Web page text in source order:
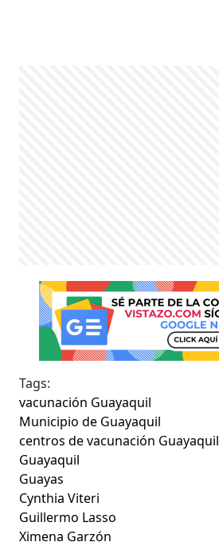
Tags:
vacunación Guayaquil
Municipio de Guayaquil
centros de vacunación Guayaquil
Guayaquil
Guayas
Cynthia Viteri
Guillermo Lasso
Ximena Garzón